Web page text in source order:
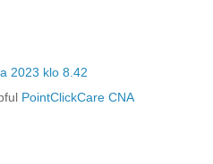
2023 klo 8.42
PointClickCare CNA